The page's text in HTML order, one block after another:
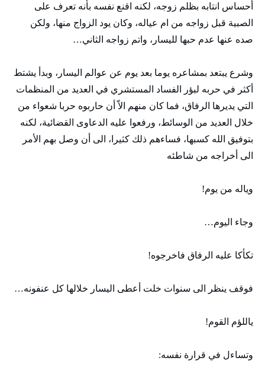
أحساس انتابه بظلم زوجه، لكنه اقنع نفسه بأنه تعرف على
الصبية قبل زواجه من ام عياله، وكان يود الزواج منها، ولكن
صده عنها عدم حبها لليسار، واتم زواجه الثاني…
وشرع يبتعد بمشاعره يوما بعد يوم عن عوالم اليسار، وبدأ يشتط
أكثر في حربه لبؤر الفساد المستشري في العديد من المنظمات
التي يديرها الرفاق، فما كان منهم الاّ أن حاربوه حربا شعواء من
خلال العديد من الوسائط، ورفعوا عليه الدعاوى القضائية، لكنه
بتوفيق الله كسبها، فساءهم ذلك كثيرا، الى أن وصل بهم الأمر
الى أخراجه من شاطئه
وياله من يوم!
وجاء اليوم…
تكأكا عليه الرفاق فاخرجوه!
فوقف ينظر الى سنوات خلت أعطى اليسار خلالها كل عنفونه…
ياللؤم القوم!
وتساءل في قرارة نفسه: